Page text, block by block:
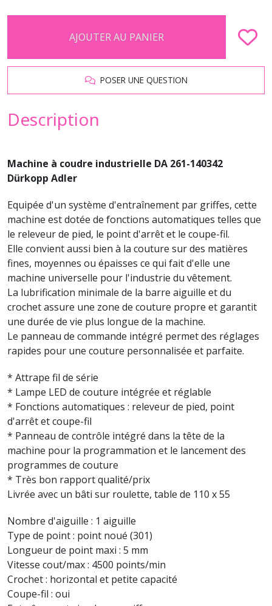
AJOUTER AU PANIER
POSER UNE QUESTION
Description
Machine à coudre industrielle DA 261-140342
Dürkopp Adler
Equipée d'un système d'entraînement par griffes, cette
machine est dotée de fonctions automatiques telles que
le releveur de pied, le point d'arrêt et le coupe-fil.
Elle convient aussi bien à la couture sur des matières
fines, moyennes ou épaisses ce qui fait d'elle une
machine universelle pour l'industrie du vêtement.
La lubrification minimale de la barre aiguille et du
crochet assure une zone de couture propre et garantit
une durée de vie plus longue de la machine.
Le panneau de commande intégré permet des réglages
rapides pour une couture personnalisée et parfaite.
* Attrape fil de série
* Lampe LED de couture intégrée et réglable
* Fonctions automatiques : releveur de pied, point
d'arrêt et coupe-fil
* Panneau de contrôle intégré dans la tête de la
machine pour la programmation et le lancement des
programmes de couture
* Très bon rapport qualité/prix
Livrée avec un bâti sur roulette, table de 110 x 55
Nombre d'aiguille : 1 aiguille
Type de point : point noué (301)
Longueur de point maxi : 5 mm
Vitesse cout/max : 4500 points/min
Crochet : horizontal et petite capacité
Coupe-fil : oui